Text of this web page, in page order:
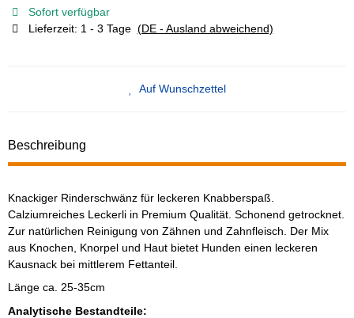
Sofort verfügbar
Lieferzeit: 1 - 3 Tage (DE - Ausland abweichend)
Auf Wunschzettel
Beschreibung
Knackiger Rinderschwänz für leckeren Knabberspaß.
Calziumreiches Leckerli in Premium Qualität. Schonend getrocknet.
Zur natürlichen Reinigung von Zähnen und Zahnfleisch. Der Mix
aus Knochen, Knorpel und Haut bietet Hunden einen leckeren
Kausnack bei mittlerem Fettanteil.
Länge ca. 25-35cm
Analytische Bestandteile: